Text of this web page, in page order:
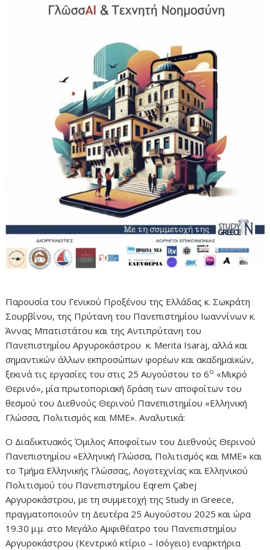
Παρουσία του Γενικού Προξένου της Ελλάδας κ. Σωκράτη
Σουρβίνου, της Πρύτανη του Πανεπιστημίου Ιωαννίνων κ.
Άννας Μπατιστάτου και της Αντιπρύτανη του
Πανεπιστημίου Αργυροκάστρου κ. Merita Isaraj, αλλά και
σημαντικών άλλων εκπροσώπων φορέων και ακαδημαϊκών,
ξεκινά τις εργασίες του στις 25 Αυγούστου το 6ο «Μικρό
Θερινό», μία πρωτοποριακή δράση των αποφοίτων του
θεσμού του Διεθνούς Θερινού Πανεπιστημίου «Ελληνική
Γλώσσα, Πολιτισμός και ΜΜΕ». Αναλυτικά:
Ο Διαδικτυακός Όμιλος Αποφοίτων του Διεθνούς Θερινού
Πανεπιστημίου «Ελληνική Γλώσσα, Πολιτισμός και ΜΜΕ» και
το Τμήμα Ελληνικής Γλώσσας, Λογοτεχνίας και Ελληνικού
Πολιτισμού του Πανεπιστημίου Eqrem Çabej
Αργυροκάστρου, με τη συμμετοχή της Study in Greece,
πραγματοποιούν τη Δευτέρα 25 Αυγούστου 2025 και ώρα
19.30 μ.μ. στο Μεγάλο Αμφιθέατρο του Πανεπιστημίου
Αργυροκάστρου (Κεντρικό κτίριο – Ισόγειο) εναρκτήρια